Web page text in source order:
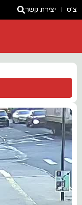
צ'ט יצירת קשר